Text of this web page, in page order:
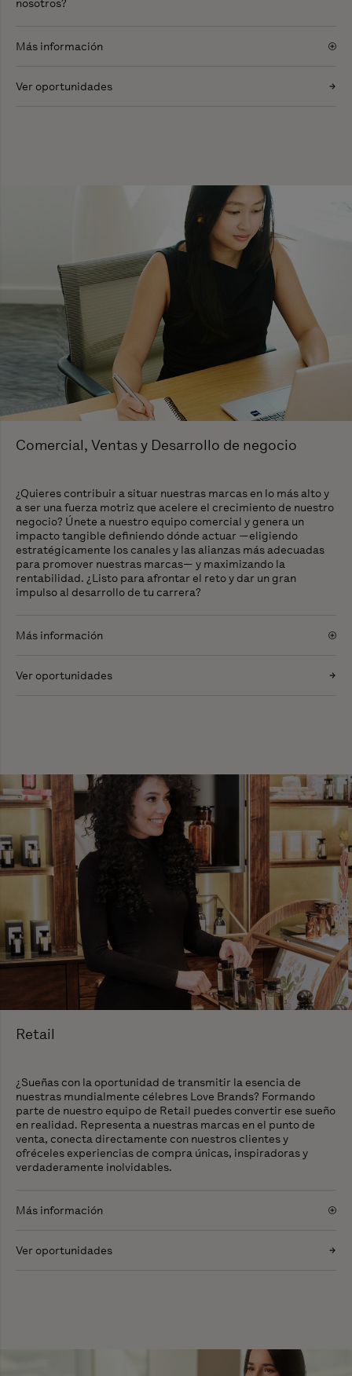
nosotros?
Más información
Ver oportunidades
Comercial, Ventas y Desarrollo de negocio
¿Quieres contribuir a situar nuestras marcas en lo más alto y
a ser una fuerza motriz que acelere el crecimiento de nuestro
negocio? Únete a nuestro equipo comercial y genera un
impacto tangible definiendo dónde actuar —eligiendo
estratégicamente los canales y las alianzas más adecuadas
para promover nuestras marcas— y maximizando la
rentabilidad. ¿Listo para afrontar el reto y dar un gran
impulso al desarrollo de tu carrera?
Más información
Ver oportunidades
Retail
¿Sueñas con la oportunidad de transmitir la esencia de
nuestras mundialmente célebres Love Brands? Formando
parte de nuestro equipo de Retail puedes convertir ese sueño
en realidad. Representa a nuestras marcas en el punto de
venta, conecta directamente con nuestros clientes y
ofréceles experiencias de compra únicas, inspiradoras y
verdaderamente inolvidables.
Más información
Ver oportunidades